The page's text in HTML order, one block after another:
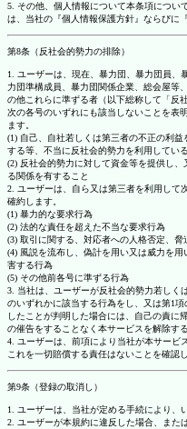
5. その他、個人情報について本条項につい
は、当社の『個人情報保護方針』ならびに
第8条（反社会的勢力の排除）
1. ユーザーは、現在、暴力団、暴力団員、
力団準構成員、暴力団関係企業、総会屋等
の他これらに準ずる者（以下総称して「反
次の各号のいずれにも該当しないことを表
ます。
(1) 自己、自社若しくは第三者の不正の利
する等、不当に反社会的勢力を利用してい
(2) 反社会的勢力に対して資金等を提供し
る関係を有すること
2. ユーザーは、自ら又は第三者を利用して
確約します。
(1) 暴力的な要求行為
(2) 法的な責任を超えた不当な要求行為
(3) 取引に関する、対応者への人格否定、
(4) 風説を流布し、偽計を用い又は威力を
害する行為
(5) その他前各号に準ずる行為
3. 当社は、ユーザーが反社会的勢力若しく
のいずれかに該当する行為をし、又は第1
したことが判明した場合には、自己の責に
の催告をすることなく本サービスを解除す
4. ユーザーは、前項により当社が本サービ
これを一切賠償する責任はないことを確認
第9条（登録の取消し）
1. ユーザーは、当社が定める手続により、
2. ユーザーが本規約に違反した場合、また